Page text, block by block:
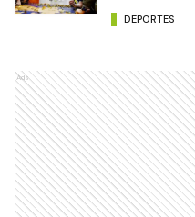
DEPORTES
Ads